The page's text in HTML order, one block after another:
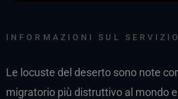
INFORMAZIONI SUL SERVIZIO
Le locuste del deserto sono note
migratorio più distruttivo al mondo